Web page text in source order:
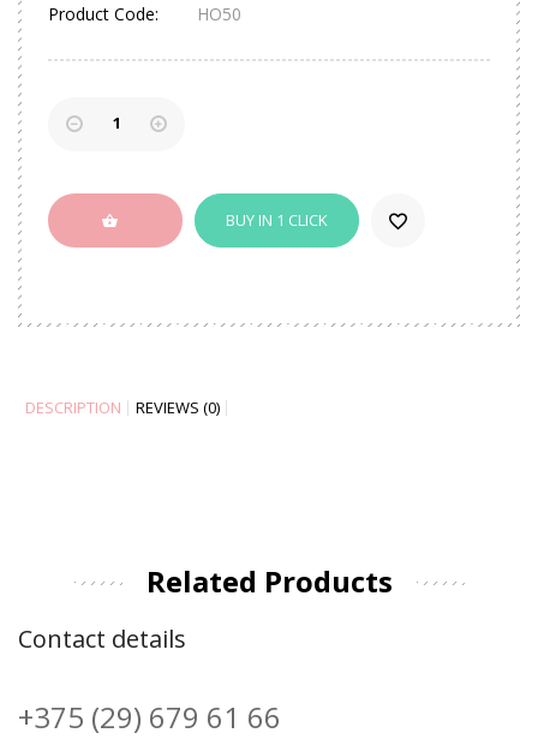
Product Code:
НО50
BUY IN 1 CLICK
DESCRIPTION REVIEWS (0)
Related Products
Contact details
+375 (29) 679 61 66